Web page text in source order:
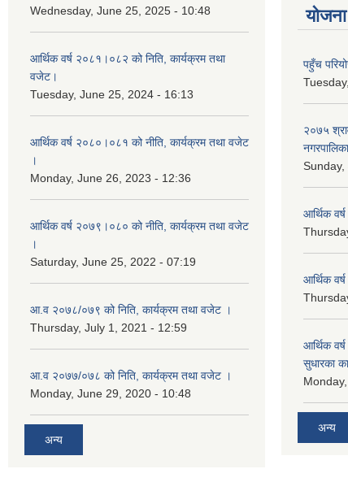
Wednesday, June 25, 2025 - 10:48
आर्थिक वर्ष २०८१।०८२ को निति, कार्यक्रम तथा
वजेट।
Tuesday, June 25, 2024 - 16:13
आर्थिक वर्ष २०८०।०८१ को नीति, कार्यक्रम तथा वजेट
।
Monday, June 26, 2023 - 12:36
आर्थिक वर्ष २०७९।०८० को नीति, कार्यक्रम तथा वजेट
।
Saturday, June 25, 2022 - 07:19
आ.व २०७८/०७९ को निति, कार्यक्रम तथा वजेट ।
Thursday, July 1, 2021 - 12:59
आ.व २०७७/०७८ को निति, कार्यक्रम तथा वजेट ।
Monday, June 29, 2020 - 10:48
अन्य
पहुँच
२०७५
आर्थिक
आर्थिक
आर्थिक
सुधारका
अन्य